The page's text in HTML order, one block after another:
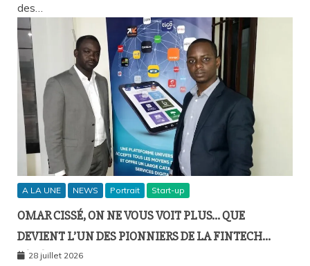
des…
A LA UNE NEWS Portrait Start-up
OMAR CISSÉ, ON NE VOUS VOIT PLUS… QUE
DEVIENT L’UN DES PIONNIERS DE LA FINTECH
SÉNÉGALAISE ?
28 juillet 2026